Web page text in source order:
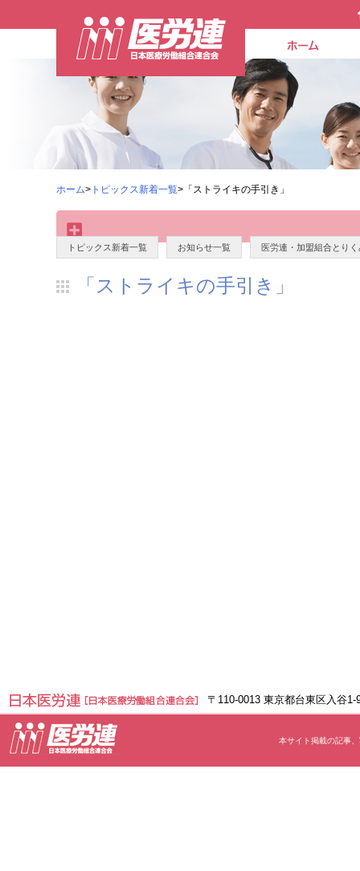
ホーム> トピックス新着一覧>「ストライキの手引き」
トピックス新着一覧 お知らせ一覧 医労連・加盟組合とり
「ストライキの手引き」
〒110-0013 東京都台東区入谷
本サイト掲載の記事